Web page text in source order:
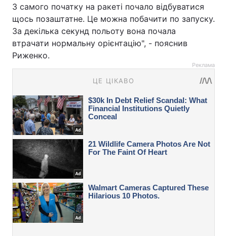
З самого початку на ракеті почало відбуватися
щось позаштатне. Це можна побачити по запуску.
За декілька секунд польоту вона почала
втрачати нормальну орієнтацію", - пояснив
Риженко.
Реклама